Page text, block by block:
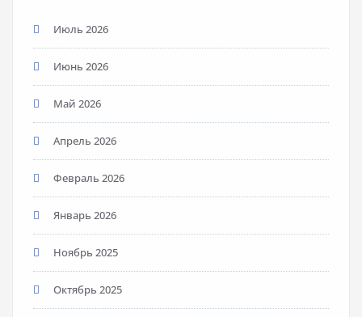
Июль 2026
Июнь 2026
Май 2026
Апрель 2026
Февраль 2026
Январь 2026
Ноябрь 2025
Октябрь 2025